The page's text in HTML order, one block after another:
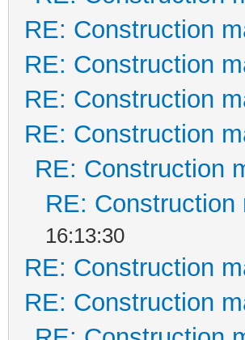
RE: Construction
RE: Construction
RE: Construction
RE: Construction
RE: Construction
RE:
16:13:30
RE: Construction
RE: Construction